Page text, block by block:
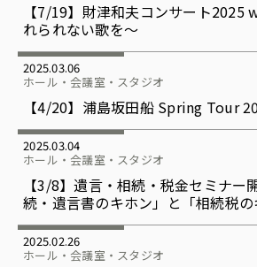
【7/19】財津和夫コンサート2025
れられない歌を～
2025.03.06
ホール・会議室・スタジオ
【4/20】浦島坂田船 Spring Tour
2025.03.04
ホール・会議室・スタジオ
【3/8】遺言・相続・税金セミナー
続・遺言書のキホン」と「相続税の
2025.02.26
ホール・会議室・スタジオ